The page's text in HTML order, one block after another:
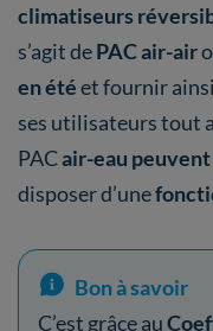
climatiseurs
s’agit dePAC air-air
en étéet fournir
ses utilisateurs tout
PACair-eau
disposer d’une
Bon à savoir
C’est grâce au